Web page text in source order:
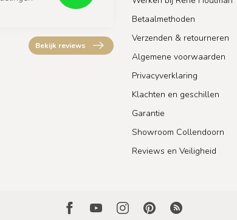
Bekijk reviews
Betaalmethoden
Verzenden & retourneren
Algemene voorwaarden
Privacyverklaring
Klachten en geschillen
Garantie
Showroom Collendoorn
Reviews en Veiligheid